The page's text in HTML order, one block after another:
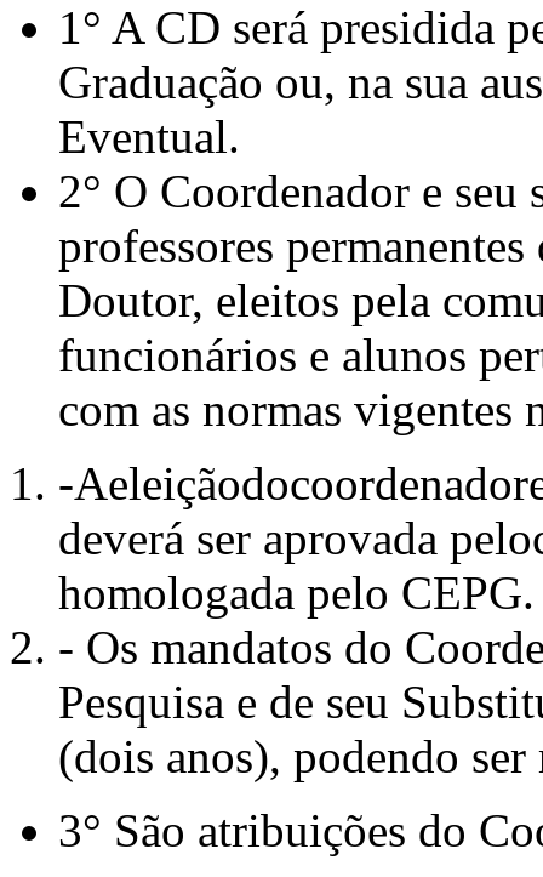
1° A CD será presidida
Graduação ou, na sua
Eventual.
2° O Coordenador e
professores
Doutor, eleitos pela
funcionários e alunos
com as normas vigentes
-
deverá ser aprovada
homologada pelo CEPG.
- Os mandatos do
Pesquisa e de seu
(dois anos), podendo
3° São atribuições do